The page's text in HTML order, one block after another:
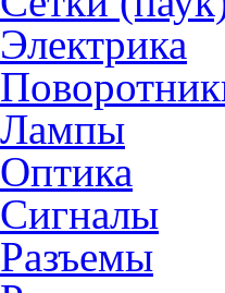
Электрика
Лампы
Оптика
Сигналы
Разъемы